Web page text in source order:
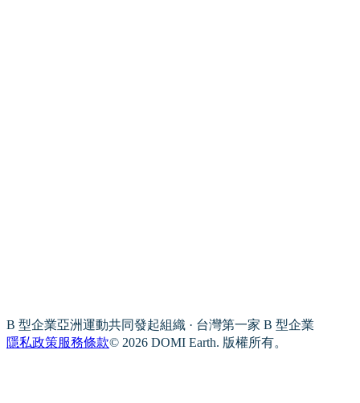
B 型企業亞洲運動共同發起組織 · 台灣第一家 B 型企業
隱私政策服務條款© 2026 DOMI Earth. 版權所有。